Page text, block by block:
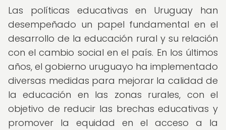
Las políticas educativas en Uruguay han
desempeñado un papel fundamental en el
desarrollo de la educación rural y su relación
con el cambio social en el país. En los últimos
años, el gobierno uruguayo ha implementado
diversas medidas para mejorar la calidad de
la educación en las zonas rurales, con el
objetivo de reducir las brechas educativas y
promover la equidad en el acceso a la